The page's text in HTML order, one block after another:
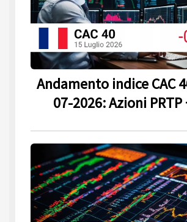
Andamento indice CAC
07-2026: Azioni PRTP